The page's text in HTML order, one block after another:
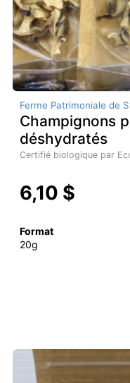
Ferme Patrimoniale de
Champignons
déshydratés
Certifié biologique par
6,10 $
Format
20g